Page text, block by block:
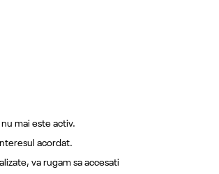
mai este activ.
acordat.
va rugam sa accesati